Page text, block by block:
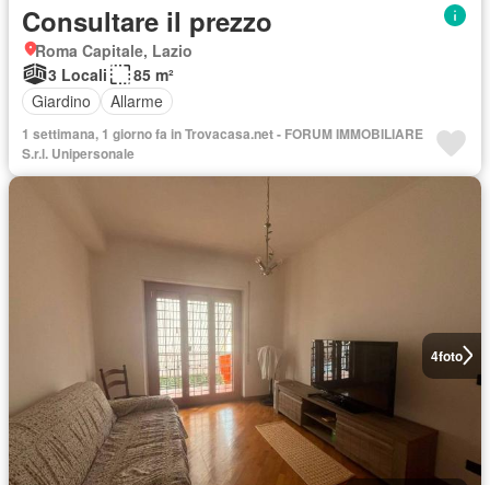
Consultare il prezzo
Roma Capitale, Lazio
3 Locali
85 m²
Giardino
Allarme
1 settimana, 1 giorno fa in Trovacasa.net - FORUM IMMOBILIARE
S.r.l. Unipersonale
4foto